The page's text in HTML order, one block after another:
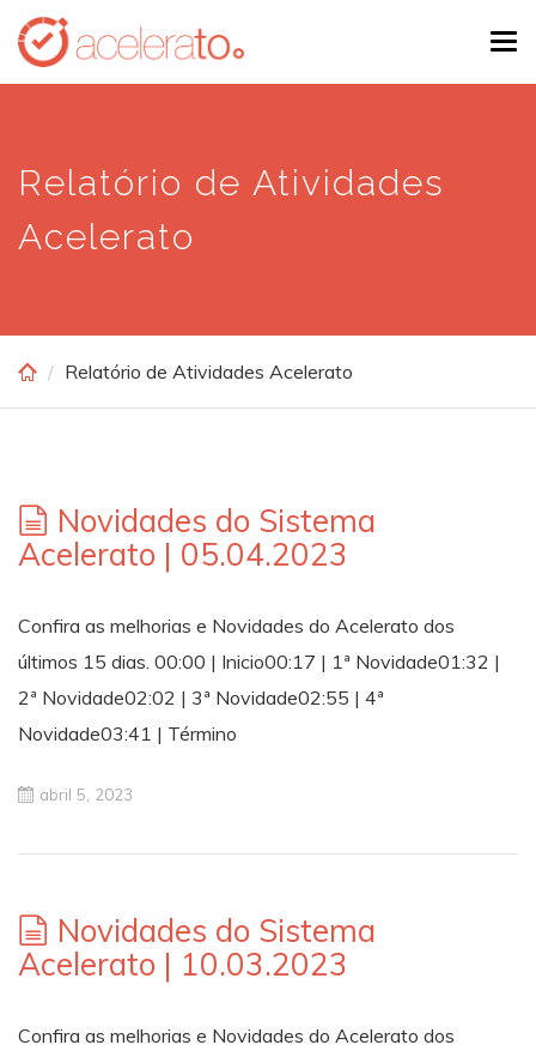
Skip
main
Relatório de Atividades
Acelerato
Relatório de Atividades Acelerato
Novidades do Sistema
Acelerato | 05.04.2023
Confira as melhorias e Novidades do Acelerato dos
últimos 15 dias. 00:00 | Inicio00:17 | 1ª Novidade01:32 |
2ª Novidade02:02 | 3ª Novidade02:55 | 4ª
Novidade03:41 | Término
abril 5, 2023
Novidades do Sistema
Acelerato | 10.03.2023
Confira as melhorias e Novidades do Acelerato dos